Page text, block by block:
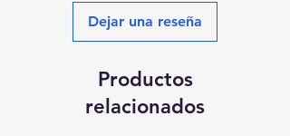
Dejar una reseña
Productos
relacionados